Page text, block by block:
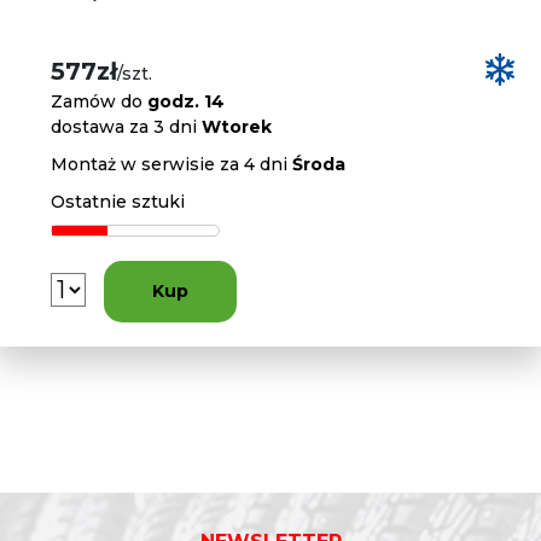
577zł/szt.
Zamów do godz. 14
dostawa za 3 dniWtorek
Montaż w serwisie za 4 dniŚroda
Ostatnie sztuki
Kup